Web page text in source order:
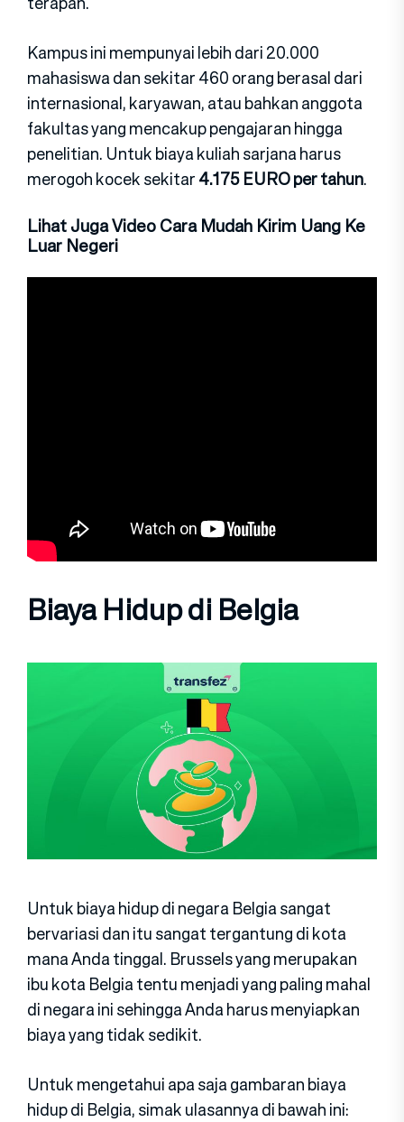
Kampus ini mempunyai lebih dari 20.000
mahasiswa dan sekitar 460 orang berasal dari
internasional, karyawan, atau bahkan anggota
fakultas yang mencakup pengajaran hingga
penelitian. Untuk biaya kuliah sarjana harus
merogoh kocek sekitar4.175 EURO per tahun.
Lihat Juga Video Cara Mudah Kirim Uang Ke
Luar Negeri
Biaya Hidup di Belgia
Untuk biaya hidup di negara Belgia sangat
bervariasi dan itu sangat tergantung di kota
mana Anda tinggal. Brussels yang merupakan
ibu kota Belgia tentu menjadi yang paling mahal
di negara ini sehingga Anda harus menyiapkan
biaya yang tidak sedikit.
Untuk mengetahui apa saja gambaran biaya
hidup di Belgia, simak ulasannya di bawah ini: